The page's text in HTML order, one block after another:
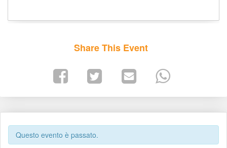
Share This Event
Questo evento è passato.